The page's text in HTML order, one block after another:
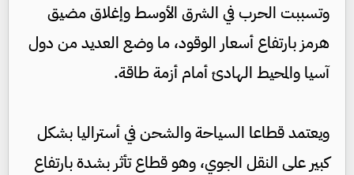
وتسببت الحرب في الشرق الأوسط وإغلاق مضيق
هرمز بارتفاع أسعار الوقود، ما وضع العديد من دول
آسيا والمحيط الهادئ أمام أزمة طاقة.
ويعتمد قطاعا السياحة والشحن في أستراليا بشكل
كبير على النقل الجوي، وهو قطاع تأثر بشدة بارتفاع